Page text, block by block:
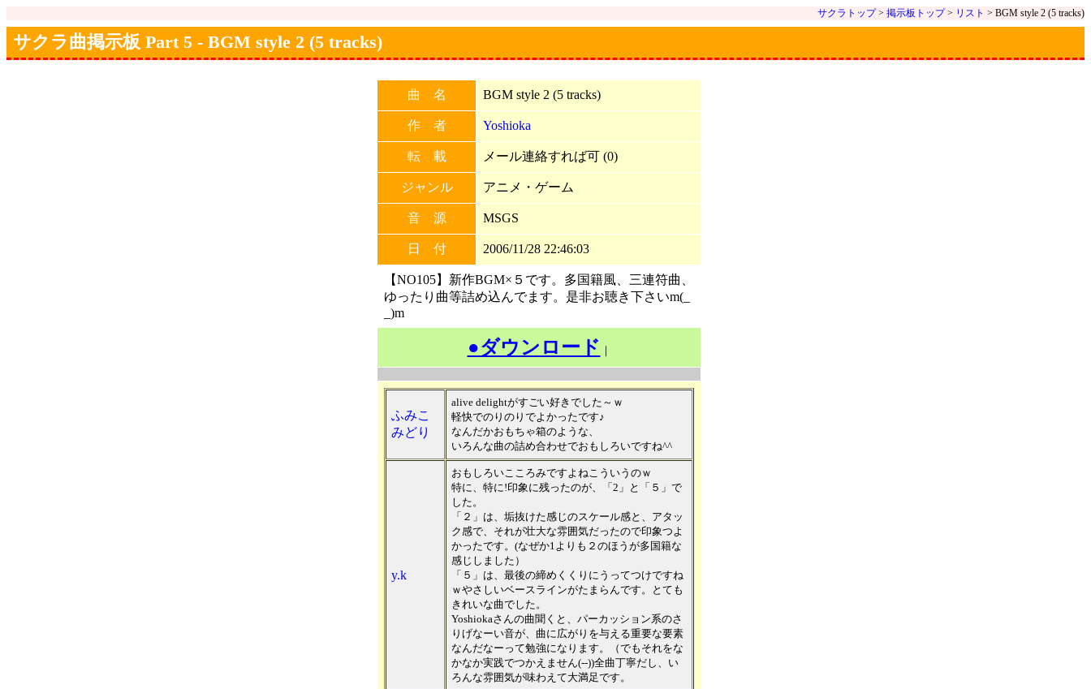
サクラトップ> 掲示板トップ> リスト > BGM style 2 (5 tracks)
サクラ曲掲示板 Part 5 - BGM style 2 (5 tracks)
曲 名 BGM style 2 (5 tracks)
作 者 Yoshioka
転 載 メール連絡すれば可 (0)
ジャンル アニメ・ゲーム
音 源 MSGS
日 付 2006/11/28 22:46:03
【NO105】新作BGM×５です。多国籍風、三連符曲、
ゆったり曲等詰め込んでます。是非お聴き下さいm(_
_)m
●ダウンロード ｜
ふみこ
みどり
alive delightがすごい好きでした～ｗ
軽快でのりのりでよかったです♪
なんだかおもちゃ箱のような、
いろんな曲の詰め合わせでおもしろいですね^^
y.k
おもしろいこころみですよねこういうのｗ
特に、特に!印象に残ったのが、「2」と「５」で
した。
「２」は、垢抜けた感じのスケール感と、アタッ
ク感で、それが壮大な雰囲気だったので印象つよ
かったです。(なぜか1よりも２のほうが多国籍な
感じしました）
「５」は、最後の締めくくりにうってつけですね
ｗやさしいベースラインがたまらんです。とても
きれいな曲でした。
Yoshiokaさんの曲聞くと、パーカッション系のさ
りげなーい音が、曲に広がりを与える重要な要素
なんだなーって勉強になります。（でもそれをな
かなか実践でつかえません(--))全曲丁寧だし、い
ろんな雰囲気が味わえて大満足です。